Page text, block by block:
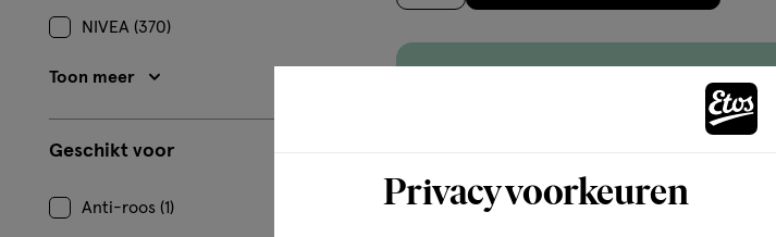
NIVEA (370)
Toon meer
Geschikt voor
Anti-roos (1) Privacy voorkeuren